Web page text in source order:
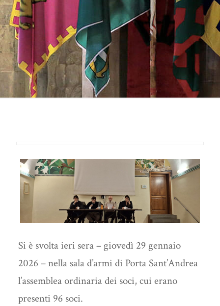
Si è svolta ieri sera – giovedì 29 gennaio
2026 – nella sala d’armi di Porta Sant’Andrea
l’assemblea ordinaria dei soci, cui erano
presenti 96 soci.